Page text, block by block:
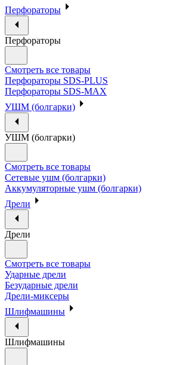
Перфораторы
Перфораторы
Смотреть все товары
Перфораторы SDS-PLUS
Перфораторы SDS-MAX
УШМ (болгарки)
УШМ (болгарки)
Смотреть все товары
Сетевые ушм (болгарки)
Аккумуляторные ушм (болгарки)
Дрели
Дрели
Смотреть все товары
Ударные дрели
Безударные дрели
Дрели-миксеры
Шлифмашины
Шлифмашины